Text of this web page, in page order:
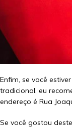
Enfim, se você
tradicional, eu
endereço é Rua
Se você gostou